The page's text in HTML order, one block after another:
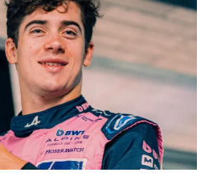
General de
elaborar un informe
antes de que la
una definición sobre el
se señala que la
de la solicitud hacen
de la documentación